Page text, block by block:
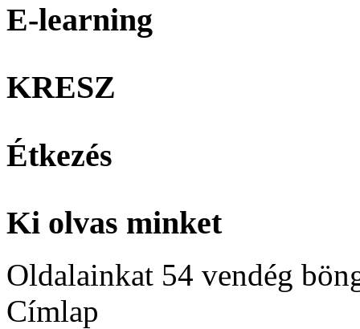
E-learning
KRESZ
Étkezés
Ki olvas minket
Oldalainkat 54 vendég
Címlap